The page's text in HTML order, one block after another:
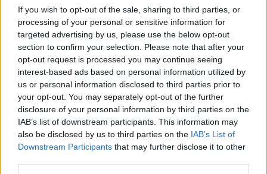
If you wish to opt-out of the sale, sharing to third parties, or
processing of your personal or sensitive information for
targeted advertising by us, please use the below opt-out
section to confirm your selection. Please note that after your
opt-out request is processed you may continue seeing
interest-based ads based on personal information utilized by
us or personal information disclosed to third parties prior to
your opt-out. You may separately opt-out of the further
disclosure of your personal information by third parties on the
IAB’s list of downstream participants. This information may
also be disclosed by us to third parties on the IAB’s List of
Downstream Participants that may further disclose it to other
PISA —I nerazzurri, nella partita contro la Ternana fissata per
sabato 21 gennaio, saranno accompagnati e sostenuti in campo da
Doraemon.Il famoso gattone azzurro creato dal duo nipponico di
Fujiko Fujio. Dal manga, sono state prodotte tre serie
animate che hanno reso Doraemon uno dei personaggi di
animazione più amati di sempre.
In occasione dell'uscita nelle sale cinematografiche italiane del film
Doraemon – Nobita e la nascita del Giappone” doraemon
arriverà all’Arena Garibaldi per fare da mascotte alla squadra.